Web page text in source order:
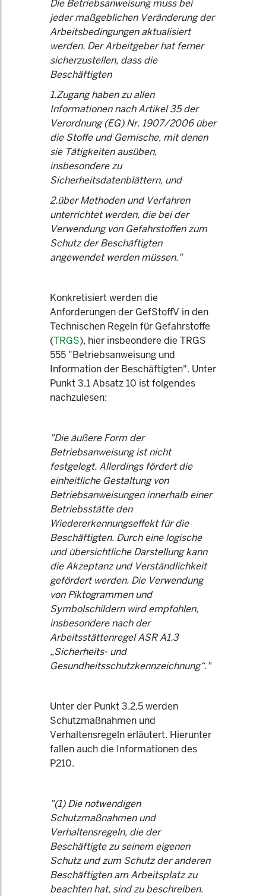
Die Betriebsanweisung muss bei
jeder maßgeblichen Veränderung der
Arbeitsbedingungen aktualisiert
werden. Der Arbeitgeber hat ferner
sicherzustellen, dass die
Beschäftigten
1.Zugang haben zu allen
Informationen nach Artikel 35 der
Verordnung (EG) Nr. 1907/2006 über
die Stoffe und Gemische, mit denen
sie Tätigkeiten ausüben,
insbesondere zu
Sicherheitsdatenblättern, und
2.über Methoden und Verfahren
unterrichtet werden, die bei der
Verwendung von Gefahrstoffen zum
Schutz der Beschäftigten
angewendet werden müssen."
Konkretisiert werden die
Anforderungen der GefStoffV in den
Technischen Regeln für Gefahrstoffe
(TRGS), hier insbeondere die TRGS
555 "Betriebsanweisung und
Information der Beschäftigten". Unter
Punkt 3.1 Absatz 10 ist folgendes
nachzulesen:
"Die äußere Form der
Betriebsanweisung ist nicht
festgelegt. Allerdings fördert die
einheitliche Gestaltung von
Betriebsanweisungen innerhalb einer
Betriebsstätte den
Wiedererkennungseffekt für die
Beschäftigten. Durch eine logische
und übersichtliche Darstellung kann
die Akzeptanz und Verständlichkeit
gefördert werden. Die Verwendung
von Piktogrammen und
Symbolschildern wird empfohlen,
insbesondere nach der
Arbeitsstättenregel ASR A1.3
„Sicherheits- und
Gesundheitsschutzkennzeichnung“."
Unter der Punkt 3.2.5 werden
Schutzmaßnahmen und
Verhaltensregeln erläutert. Hierunter
fallen auch die Informationen des
P210.
"(1) Die notwendigen
Schutzmaßnahmen und
Verhaltensregeln, die der
Beschäftigte zu seinem eigenen
Schutz und zum Schutz der anderen
Beschäftigten am Arbeitsplatz zu
beachten hat, sind zu beschreiben.